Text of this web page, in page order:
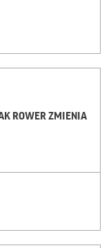
ROWER ZMIENIA